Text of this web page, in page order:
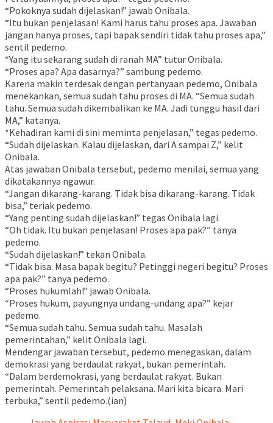
“Pokoknya sudah dijelaskan!” jawab Onibala.
“Itu bukan penjelasan! Kami harus tahu proses apa. Jawaban
jangan hanya proses, tapi bapak sendiri tidak tahu proses apa,”
sentil pedemo.
“Yang itu sekarang sudah di ranah MA” tutur Onibala.
“Proses apa? Apa dasarnya?” sambung pedemo.
Karena makin terdesak dengan pertanyaan pedemo, Onibala
menekankan, semua sudah tahu proses di MA. “Semua sudah
tahu. Semua sudah dikembalikan ke MA. Jadi tunggu hasil dari
MA,” katanya.
*Kehadiran kami di sini meminta penjelasan,” tegas pedemo.
“Sudah dijelaskan. Kalau dijelaskan, dari A sampai Z,” kelit
Onibala.
Atas jawaban Onibala tersebut, pedemo menilai, semua yang
dikatakannya ngawur.
“Jangan dikarang-karang. Tidak bisa dikarang-karang. Tidak
bisa,” teriak pedemo.
“Yang penting sudah dijelaskan!” tegas Onibala lagi.
“Oh tidak. Itu bukan penjelasan! Proses apa pak?” tanya
pedemo.
“Sudah dijelaskan!” tekan Onibala.
“Tidak bisa. Masa bapak begitu? Petinggi negeri begitu? Proses
apa pak?” tanya pedemo.
“Proses hukumlah!” jawab Onibala.
“Proses hukum, payungnya undang-undang apa?” kejar
pedemo.
“Semua sudah tahu. Semua sudah tahu. Masalah
pemerintahan,” kelit Onibala lagi.
Mendengar jawaban tersebut, pedemo menegaskan, dalam
demokrasi yang berdaulat rakyat, bukan pemerintah.
“Dalam berdemokrasi, yang berdaulat rakyat. Bukan
pemerintah. Pemerintah pelaksana. Mari kita bicara. Mari
terbuka,” sentil pedemo.(ian)